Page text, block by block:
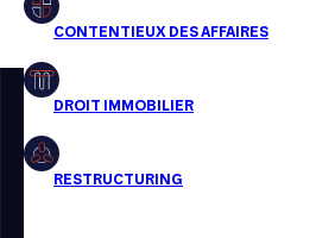
Droit immobilier
Restructuring
Aucun résultats pour cette recherche